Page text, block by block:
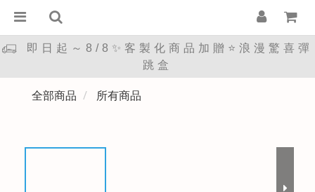
即日起～8/8✨客製化商品加贈⭐浪漫驚喜彈
跳盒
全部商品 所有商品